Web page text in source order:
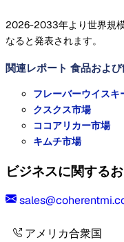
2026-2033年より世界規
なると発表されます。
関連レポート 食品およ
フレーバーウイスキ
クスクス市場
ココアリカー市場
キムチ市場
ビジネスに関する
アメリカ合衆国